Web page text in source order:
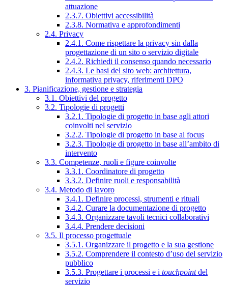
attuazione
2.3.7. Obiettivi accessibilità
2.3.8. Normativa e approfondimenti
2.4. Privacy
2.4.1. Come rispettare la privacy sin dalla
progettazione di un sito o servizio digitale
2.4.2. Richiedi il consenso quando necessario
2.4.3. Le basi del sito web: architettura,
informativa privacy, riferimenti DPO
3. Pianificazione, gestione e strategia
3.1. Obiettivi del progetto
3.2. Tipologie di progetti
3.2.1. Tipologie di progetto in base agli attori
coinvolti nel servizio
3.2.2. Tipologie di progetto in base al focus
3.2.3. Tipologie di progetto in base all’ambito di
intervento
3.3. Competenze, ruoli e figure coinvolte
3.3.1. Coordinatore di progetto
3.3.2. Definire ruoli e responsabilità
3.4. Metodo di lavoro
3.4.1. Definire processi, strumenti e rituali
3.4.2. Curare la documentazione di progetto
3.4.3. Organizzare tavoli tecnici collaborativi
3.4.4. Prendere decisioni
3.5. Il processo progettuale
3.5.1. Organizzare il progetto e la sua gestione
3.5.2. Comprendere il contesto d’uso del servizio
pubblico
3.5.3. Progettare i processi e i touchpointdel
servizio